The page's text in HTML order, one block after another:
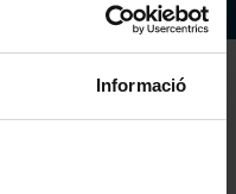
Informació